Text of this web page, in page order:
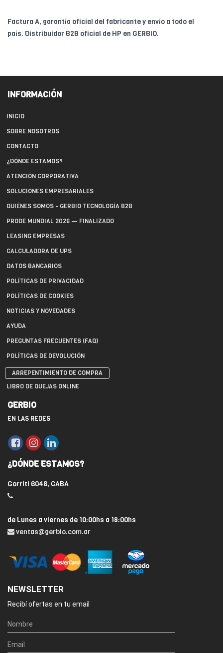
Factura A, garantía oficial del fabricante y envío a todo el
país. Distribuidor B2B oficial de HP en GERBIO.
INFORMACIÓN
INICIO
SOBRE NOSOTROS
CONTACTO
¿DÓNDE ESTAMOS?
ATENCIÓN CORPORATIVA
SOLUCIONES EMPRESARIALES
QUIÉNES SOMOS - GERBIO TECNOLOGÍA B2B
PRODE MUNDIAL 2026 — FINALIZADO
LEASING EMPRESAS
CALCULADORA DE UPS
DATOS BANCARIOS
POLÍTICAS DE PRIVACIDAD
POLÍTICAS DE COOKIES
NOTICIAS Y NOVEDADES
AYUDA
PREGUNTAS FRECUENTES (FAQ)
POLÍTICAS DE DEVOLUCIÓN
ARREPENTIMIENTO DE COMPRA
LIBRO DE QUEJAS ONLINE
GERBIO
EN LAS REDES
¿DÓNDE ESTAMOS?
Gorriti 6046, CABA
de Lunes a viernes de 10:00hs a 18:00hs
ventas@gerbio.com.ar
NEWSLETTER
Recibí ofertas en tu email